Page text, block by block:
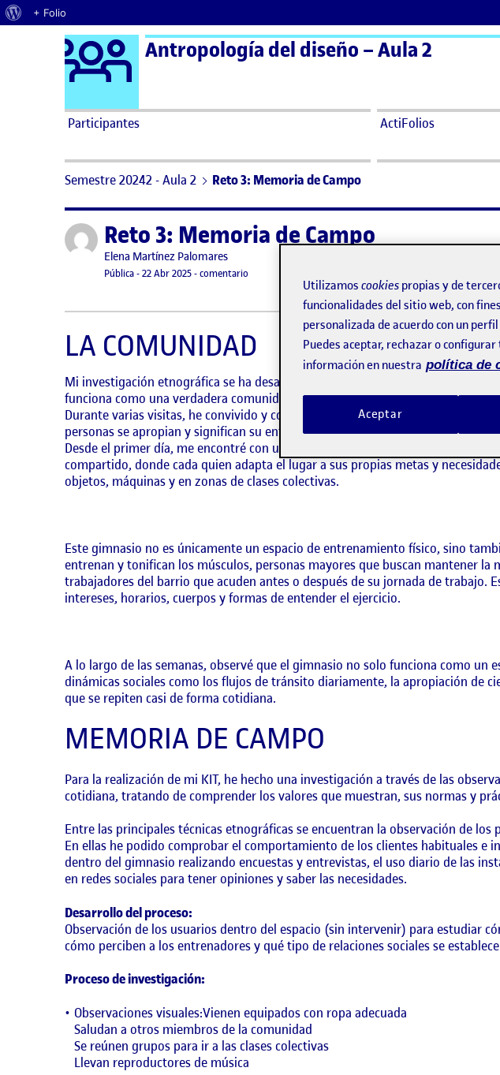
Acerca de WordPress
+ Folio
Saltar al contenido Logo Ágora
Antropología del diseño – Aula 2
Participantes ActiFolios
Semestre 20242 - Aula 2 Reto 3: Memoria de Campo
Publicado porReto 3: Memoria de Campo
Publicado por
Elena Martínez Palomares
Visibilidad:
Pública-Fecha de publicación
22 Abr 202522 abril, 2025 1:52 pm
-comentario
LA COMUNIDAD
Mi investigación etnográfica se ha desarrollado en el gimnasio Altafit de
funciona como una verdadera comunidad.
Durante varias visitas, he convivido y compartido momentos con sus
personas se apropian y significan su entorno material dentro del gimnasio.
Desde el primer día, me encontré con un ambiente dinámico y diverso:
compartido, donde cada quien adapta el lugar a sus propias metas y
objetos, máquinas y en zonas de clases colectivas.
Este gimnasio no es únicamente un espacio de entrenamiento físico, sino
entrenan y tonifican los músculos, personas mayores que buscan mantener
trabajadores del barrio que acuden antes o después de su jornada de
intereses, horarios, cuerpos y formas de entender el ejercicio.
A lo largo de las semanas, observé que el gimnasio no solo funciona como
dinámicas sociales como los flujos de tránsito diariamente, la apropiación de
que se repiten casi de forma cotidiana.
MEMORIA DE CAMPO
Para la realización de mi KIT, he hecho una investigación a través de las
cotidiana, tratando de comprender los valores que muestran, sus normas y
Entre las principales técnicas etnográficas se encuentran la observación de
En ellas he podido comprobar el comportamiento de los clientes habituales e
dentro del gimnasio realizando encuestas y entrevistas, el uso diario de las
en redes sociales para tener opiniones y saber las necesidades.
Desarrollo del proceso:
Observación de los usuarios dentro del espacio (sin intervenir) para estudiar
cómo perciben a los entrenadores y qué tipo de relaciones sociales se
Proceso de investigación:
Observaciones visuales:Vienen equipados con ropa adecuada
Saludan a otros miembros de la comunidad
Se reúnen grupos para ir a las clases colectivas
Llevan reproductores de música
Utilizamos cookies propias y de
funcionalidades del sitio web, con
personalizada de acuerdo con un
Puedes aceptar, rechazar o
información en nuestra política de
Aceptar